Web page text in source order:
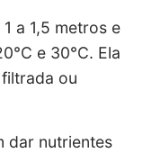
a 1,5 metros e
e 30°C. Ela
ou
dar nutrientes